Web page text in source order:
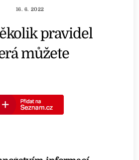
16. 6. 2022
pravidel
můžete